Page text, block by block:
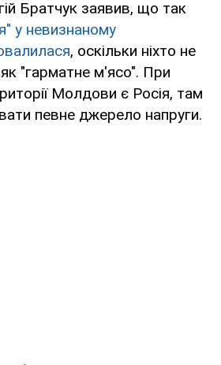
Братчук заявив, що так
у невизнаному
, оскільки ніхто не
як "гарматне м'ясо". При
Молдови є Росія, там
певне джерело напруги.